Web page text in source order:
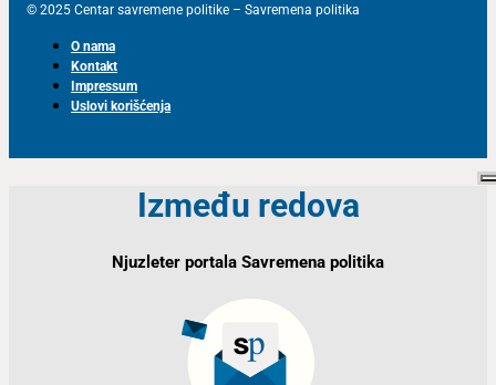
© 2025 Centar savremene politike – Savremena politika
O nama
Kontakt
Impressum
Uslovi korišćenja
Između redova
Njuzleter portala Savremena politika